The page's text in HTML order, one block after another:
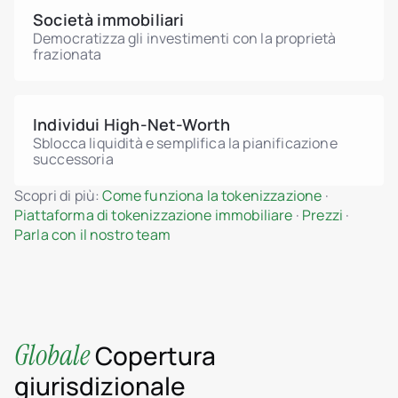
Società immobiliari
Democratizza gli investimenti con la proprietà
frazionata
Individui High-Net-Worth
Sblocca liquidità e semplifica la pianificazione
successoria
Scopri di più:Come funziona la tokenizzazione ·
Piattaforma di tokenizzazione immobiliare · Prezzi ·
Parla con il nostro team
GlobaleCopertura
giurisdizionale